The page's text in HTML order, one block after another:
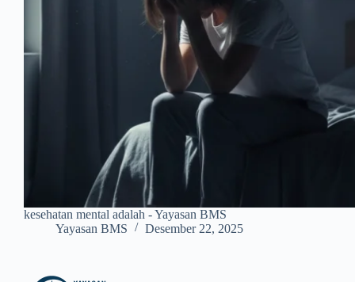
kesehatan mental adalah - Yayasan BMS
Yayasan BMS
Desember 22, 2025